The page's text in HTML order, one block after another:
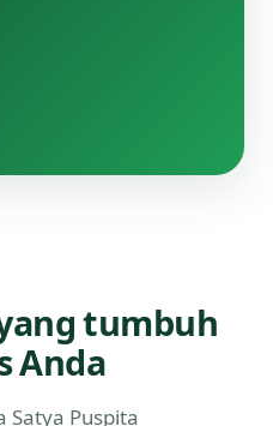
tumbuh
Anda
Satya Puspita